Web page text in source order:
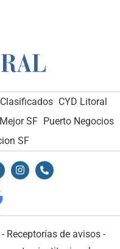
Clasificados CYD Litoral
SF Puerto Negocios
SF
- Receptorías de avisos -